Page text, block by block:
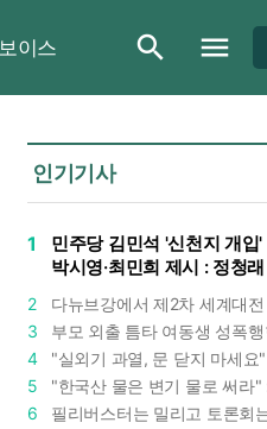
보이스
인기기사
1
민주당 김민석 '신천지 개입
박시영·최민희 제시 : 정청
2
3
4
5
6